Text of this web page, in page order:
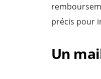
précis pour
Un